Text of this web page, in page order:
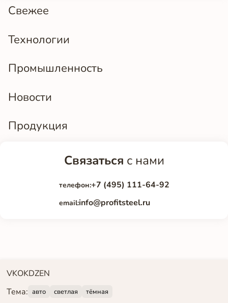
Свежее
Технологии
Промышленность
Новости
Продукция
Связаться с нами
телефон:+7 (495) 111-64-92
email:info@profitsteel.ru
VKOKDZEN
Тема: авто светлая тёмная